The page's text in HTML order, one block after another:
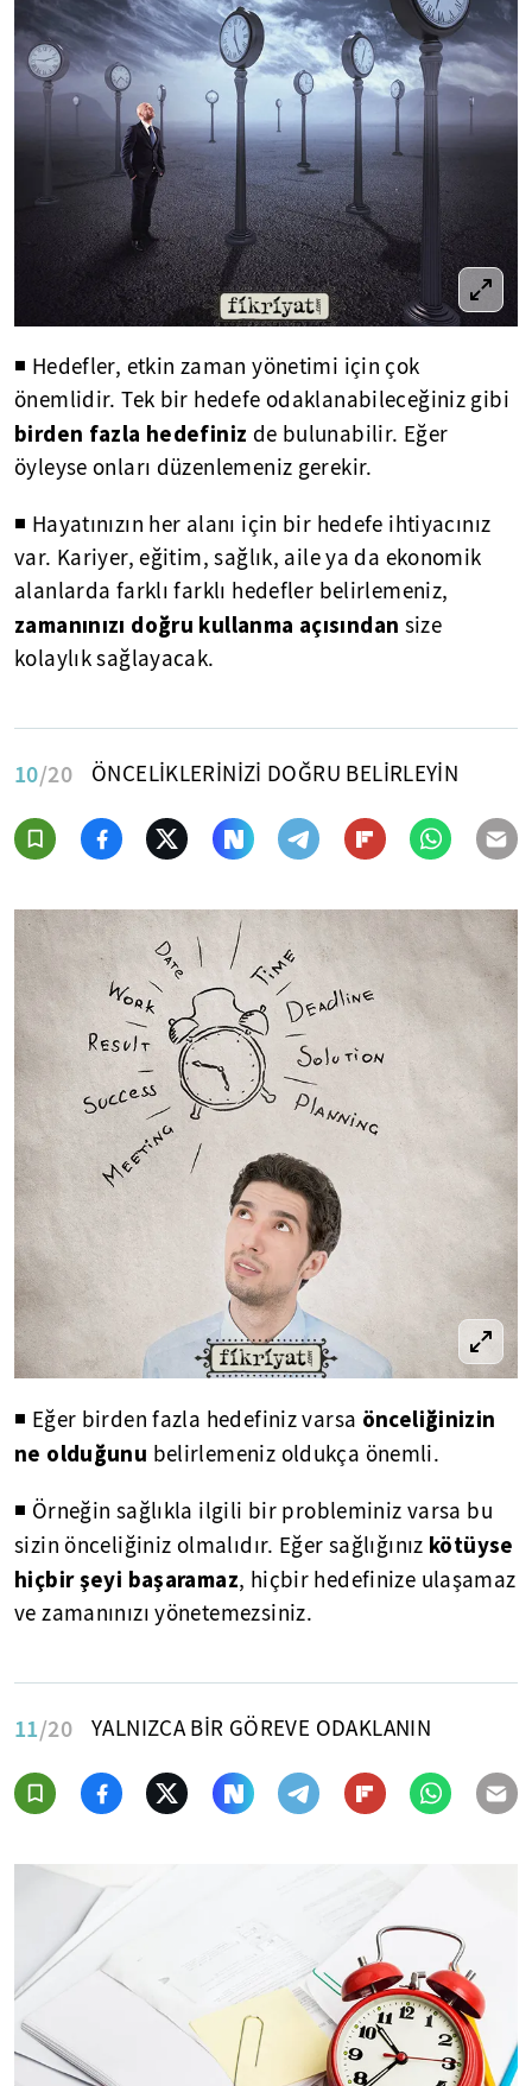
◾ Hedefler, etkin zaman yönetimi için çok
önemlidir. Tek bir hedefe odaklanabileceğiniz gibi
birden fazla hedefiniz de bulunabilir. Eğer
öyleyse onları düzenlemeniz gerekir.
◾ Hayatınızın her alanı için bir hedefe ihtiyacınız
var. Kariyer, eğitim, sağlık, aile ya da ekonomik
alanlarda farklı farklı hedefler belirlemeniz,
zamanınızı doğru kullanma açısından size
kolaylık sağlayacak.
10/20 ÖNCELİKLERİNİZİ DOĞRU BELİRLEYİN
◾ Eğer birden fazla hedefiniz varsa önceliğinizin
ne olduğunu belirlemeniz oldukça önemli.
◾ Örneğin sağlıkla ilgili bir probleminiz varsa bu
sizin önceliğiniz olmalıdır. Eğer sağlığınız kötüyse
hiçbir şeyi başaramaz, hiçbir hedefinize ulaşamaz
ve zamanınızı yönetemezsiniz.
11/20 YALNIZCA BİR GÖREVE ODAKLANIN